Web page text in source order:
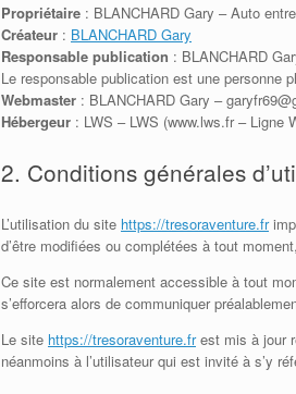
Propriétaire : BLANCHARD Gary – Auto
Créateur : BLANCHARD Gary
Responsable publication : BLANCHARD
Le responsable publication est une personne
Webmaster : BLANCHARD Gary –
Hébergeur : LWS – LWS (www.lws.fr – Ligne
2. Conditions générales
L’utilisation du site https://tresoraventure.fr
d’être modifiées ou complétées à tout
Ce site est normalement accessible à tout
s’efforcera alors de communiquer
Le site https://tresoraventure.frest mis à jour
néanmoins à l’utilisateur qui est invité à s’y